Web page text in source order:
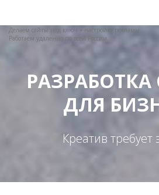
Делаем сайты под ключ + настройку рекламы.
Работаем удаленно по всей России
ДЛЯ
Креатив требует